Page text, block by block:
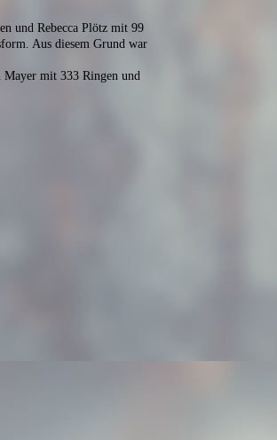
und Rebecca Plötz mit 99
Aus diesem Grund war
Mayer mit 333 Ringen und